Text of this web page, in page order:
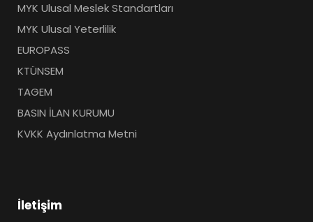
MYK Ulusal Meslek Standartları
MYK Ulusal Yeterlilik
EUROPASS
KTÜNSEM
TAGEM
BASIN İLAN KURUMU
KVKK Aydınlatma Metni
İletişim